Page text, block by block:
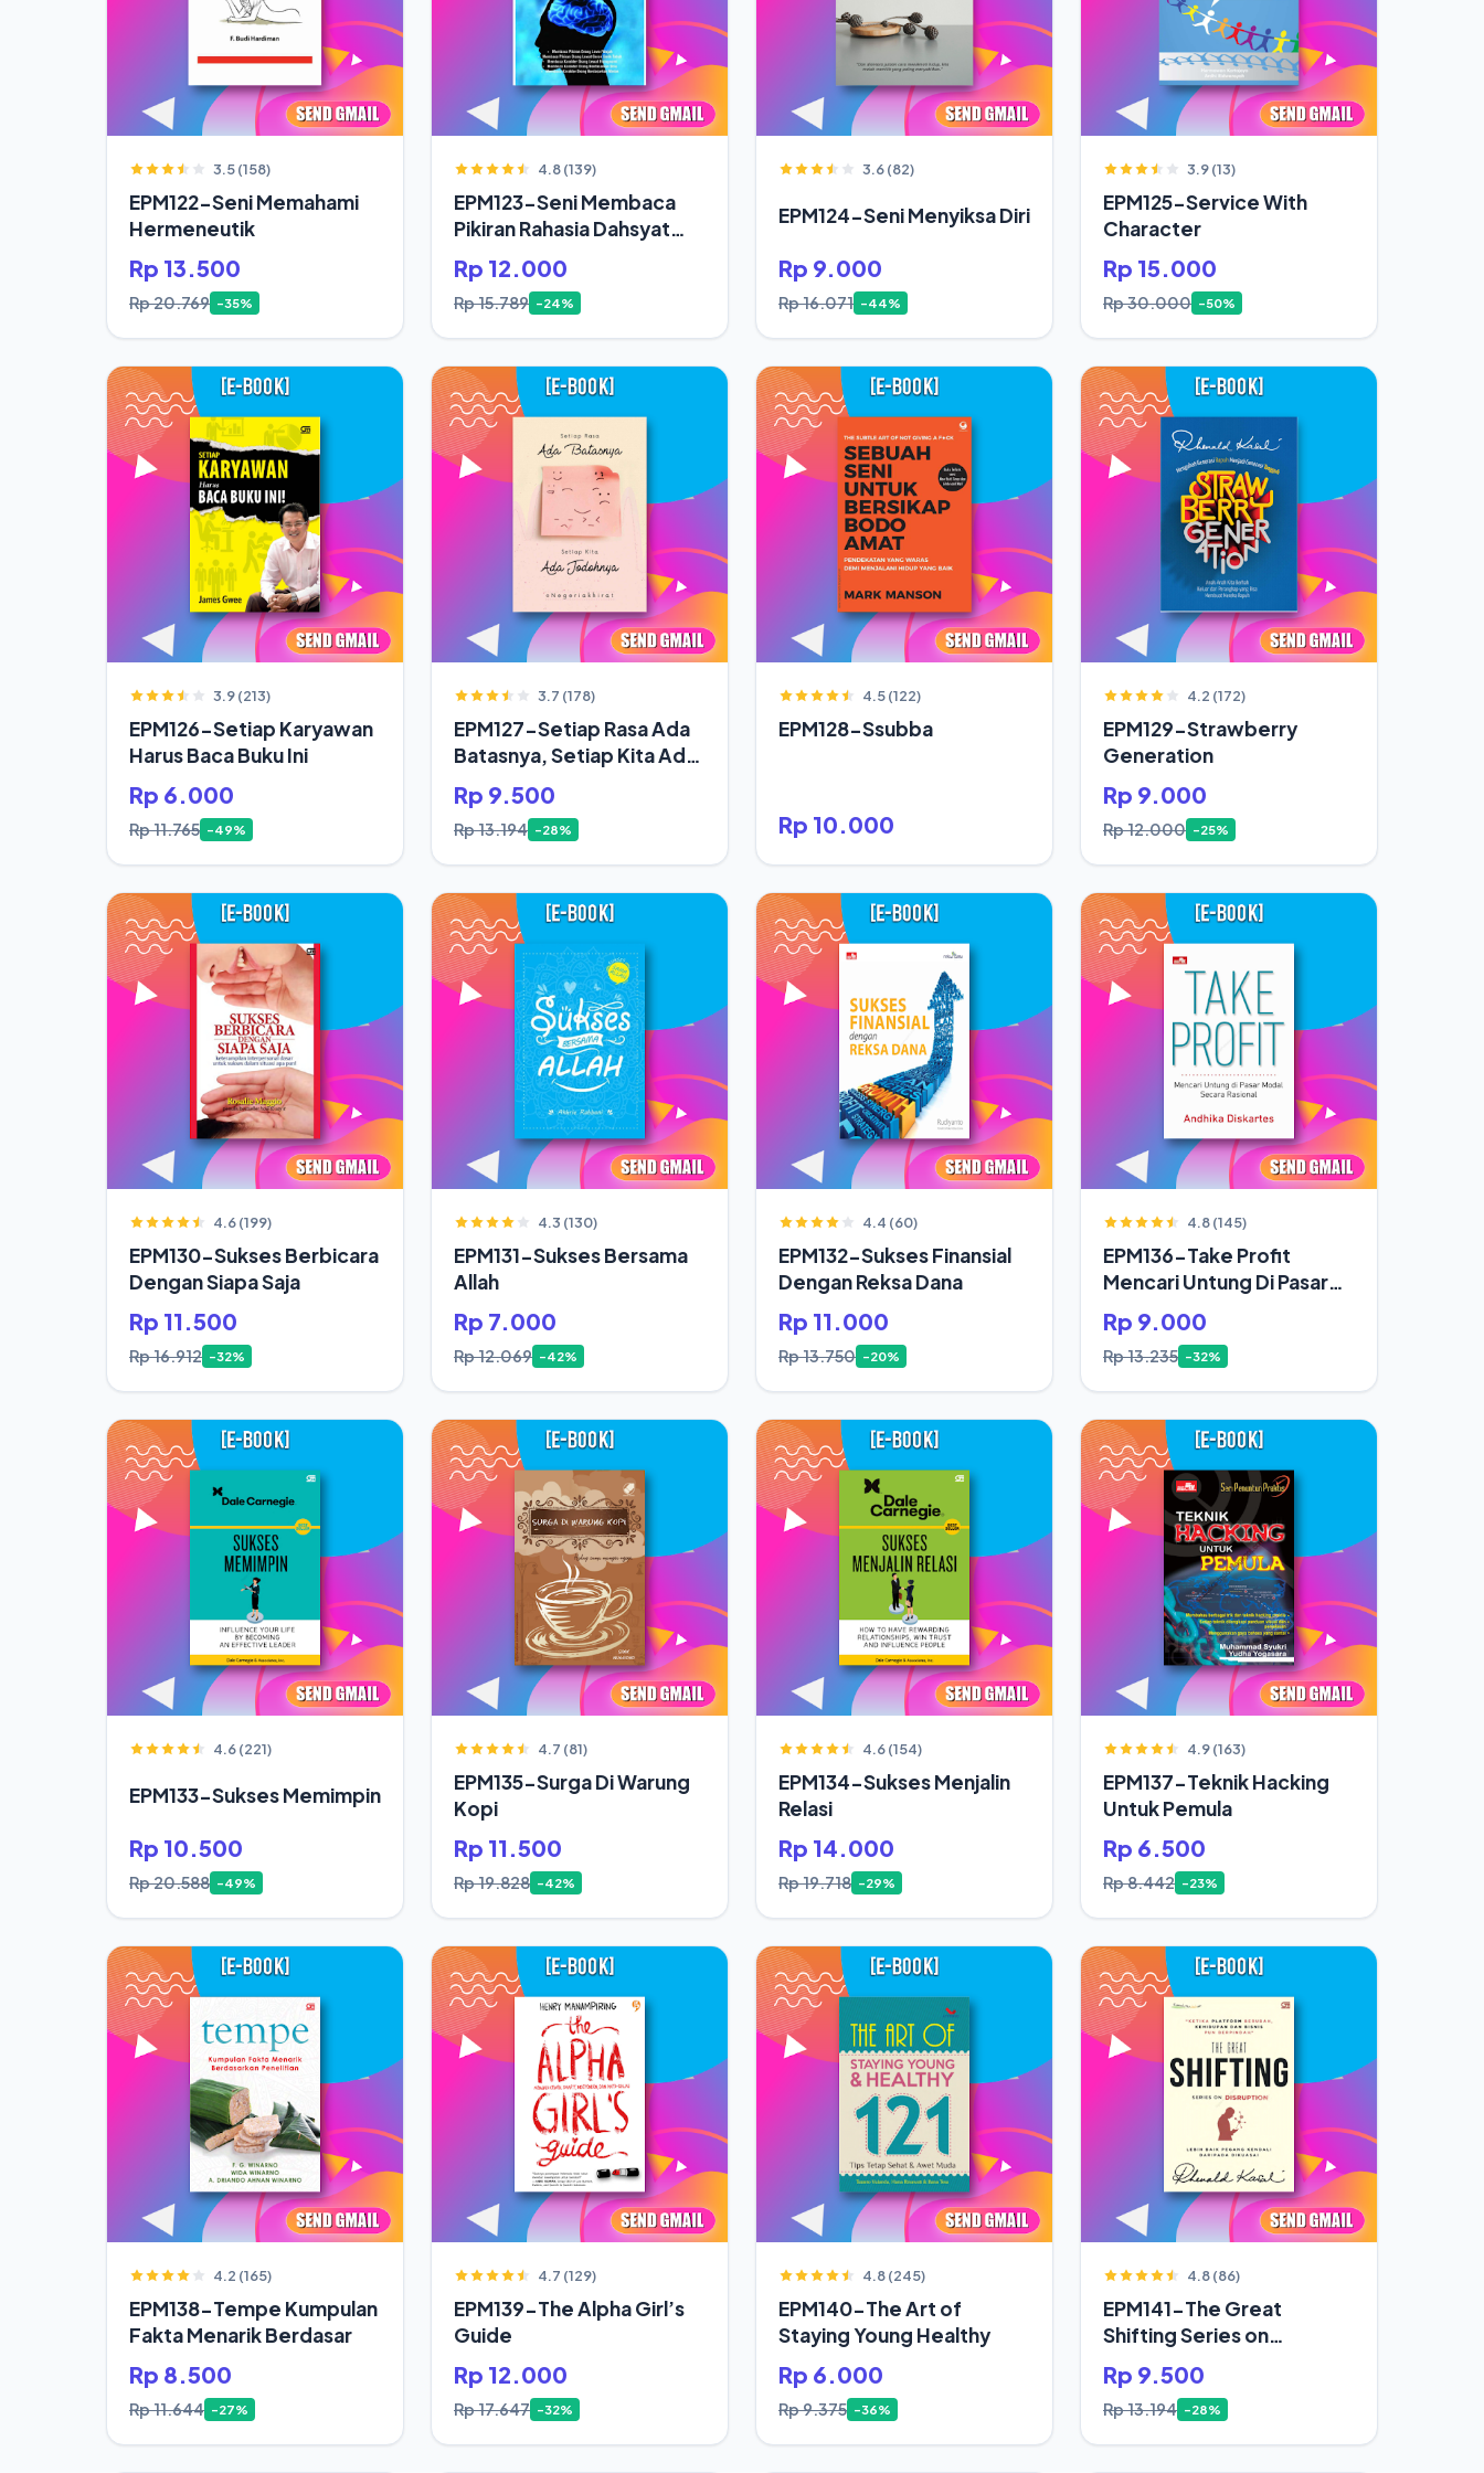
3.5 (158)
EPM122-Seni Memahami
Hermeneutik
Rp 13.500
Rp 20.769 -35%
4.8 (139)
EPM123-Seni Membaca
Pikiran Rahasia Dahsyat
Hidup Orang Sukses
Rp 12.000
Rp 15.789 -24%
3.6 (82)
EPM124-Seni Menyiksa Diri
Rp 9.000
Rp 16.071 -44%
3.9 (13)
EPM125-Service With
Character
Rp 15.000
Rp 30.000 -50%
3.9 (213)
EPM126-Setiap Karyawan
Harus Baca Buku Ini
Rp 6.000
Rp 11.765 -49%
3.7 (178)
EPM127-Setiap Rasa Ada
Batasnya, Setiap Kita Ada
Jodoh
Rp 9.500
Rp 13.194 -28%
4.5 (122)
EPM128-Ssubba
Rp 10.000
4.2 (172)
EPM129-Strawberry
Generation
Rp 9.000
Rp 12.000 -25%
4.6 (199)
EPM130-Sukses Berbicara
Dengan Siapa Saja
Rp 11.500
Rp 16.912 -32%
4.3 (130)
EPM131-Sukses Bersama
Allah
Rp 7.000
Rp 12.069 -42%
4.4 (60)
EPM132-Sukses Finansial
Dengan Reksa Dana
Rp 11.000
Rp 13.750 -20%
4.8 (145)
EPM136-Take Profit
Mencari Untung Di Pasar
Modal Secara Rasional
Rp 9.000
Rp 13.235 -32%
4.6 (221)
EPM133-Sukses Memimpin
Rp 10.500
Rp 20.588 -49%
4.7 (81)
EPM135-Surga Di Warung
Kopi
Rp 11.500
Rp 19.828 -42%
4.6 (154)
EPM134-Sukses Menjalin
Relasi
Rp 14.000
Rp 19.718 -29%
4.9 (163)
EPM137-Teknik Hacking
Untuk Pemula
Rp 6.500
Rp 8.442 -23%
4.2 (165)
EPM138-Tempe Kumpulan
Fakta Menarik Berdasar
Rp 8.500
Rp 11.644 -27%
4.7 (129)
EPM139-The Alpha Girl’s
Guide
Rp 12.000
Rp 17.647 -32%
4.8 (245)
EPM140-The Art of
Staying Young Healthy
Rp 6.000
Rp 9.375 -36%
4.8 (86)
EPM141-The Great
Shifting Series on
Disruption
Rp 9.500
Rp 13.194 -28%